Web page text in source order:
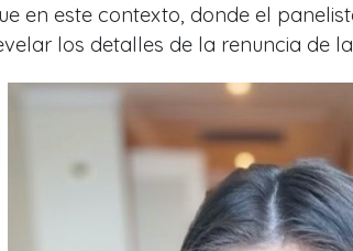
en este contexto, donde el
los detalles de la renuncia de